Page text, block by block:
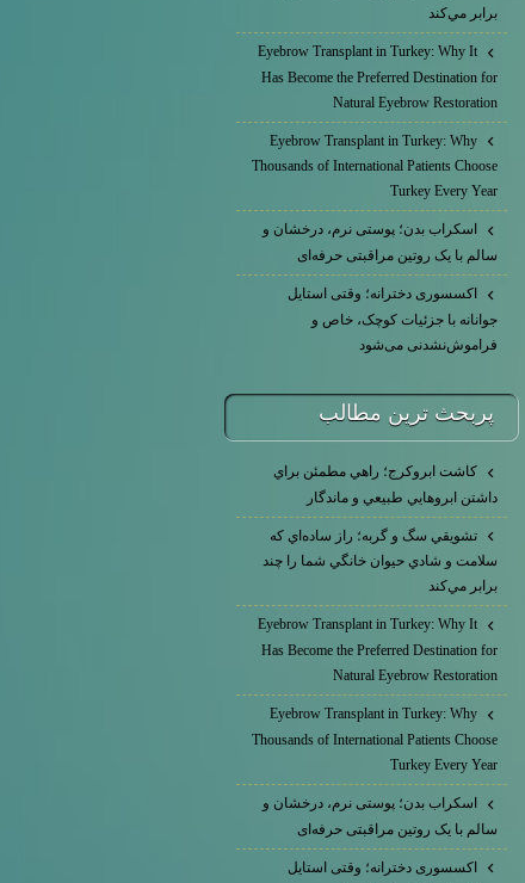
برابر مي‌كند
Eyebrow Transplant in Turkey: Why It
Has Become the Preferred Destination for
Natural Eyebrow Restoration
Eyebrow Transplant in Turkey: Why
Thousands of International Patients Choose
Turkey Every Year
اسکراب بدن؛ پوستی نرم، درخشان و
سالم با یک روتین مراقبتی حرفه‌ای
اکسسوری دخترانه؛ وقتی استایل
جوانانه با جزئیات کوچک، خاص و
فراموش‌نشدنی می‌شود
پربحث ترين مطالب
كاشت ابرو‌كرج؛ راهي مطمئن براي
داشتن ابروهايي طبيعي و ماندگار
تشويقي سگ و گربه؛ راز ساده‌اي كه
سلامت و شادي حيوان خانگي شما را چند
برابر مي‌كند
Eyebrow Transplant in Turkey: Why It
Has Become the Preferred Destination for
Natural Eyebrow Restoration
Eyebrow Transplant in Turkey: Why
Thousands of International Patients Choose
Turkey Every Year
اسکراب بدن؛ پوستی نرم، درخشان و
سالم با یک روتین مراقبتی حرفه‌ای
اکسسوری دخترانه؛ وقتی استایل